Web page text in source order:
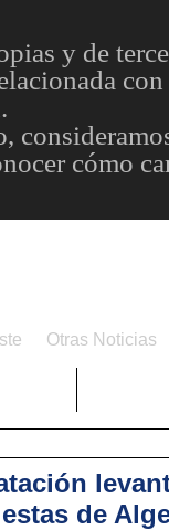
y de
cómo
Otras Noticias
de